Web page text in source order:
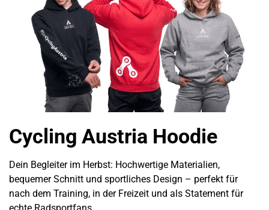
Cycling Austria Hoodie
Dein Begleiter im Herbst: Hochwertige Materialien,
bequemer Schnitt und sportliches Design – perfekt für
nach dem Training, in der Freizeit und als Statement für